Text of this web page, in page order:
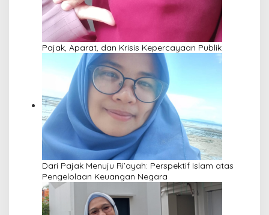
Pajak, Aparat, dan Krisis Kepercayaan Publik
Dari Pajak Menuju Ri’ayah: Perspektif Islam atas
Pengelolaan Keuangan Negara